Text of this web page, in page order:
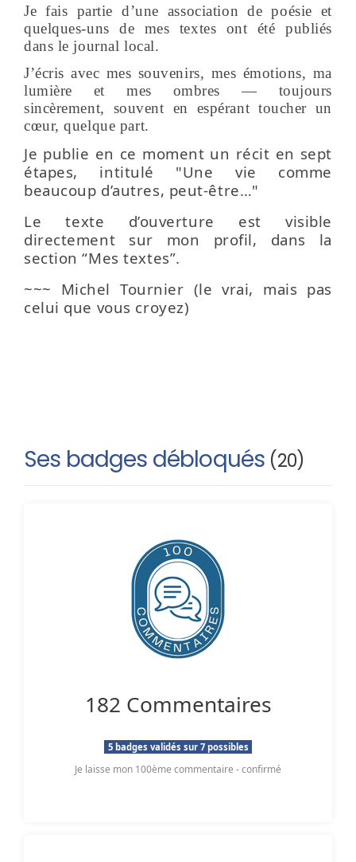
Je fais partie d’une association de poésie et
quelques-uns de mes textes ont été publiés
dans le journal local.
J’écris avec mes souvenirs, mes émotions, ma
lumière et mes ombres — toujours
sincèrement, souvent en espérant toucher un
cœur, quelque part.
Je publie en ce moment un récit en sept
étapes, intitulé "Une vie comme
beaucoup d’autres, peut-être…"
Le texte d’ouverture est visible
directement sur mon profil, dans la
section “Mes textes”.
~~~ Michel Tournier (le vrai, mais pas
celui que vous croyez)
Ses badges débloqués (20)
182 Commentaires
5 badges validés sur 7 possibles
Je laisse mon 100ème commentaire - confirmé